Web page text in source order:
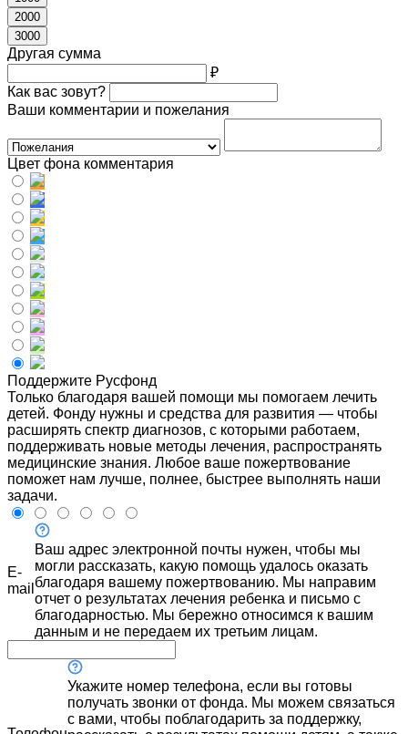
2000
3000
Другая сумма
₽
Как вас зовут?
Ваши комментарии и пожелания
Цвет фона комментария
Поддержите Русфонд
Только благодаря вашей помощи мы помогаем лечить
детей. Фонду нужны и средства для развития — чтобы
расширять спектр диагнозов, с которыми работаем,
поддерживать новые методы лечения, распространять
медицинские знания. Любое ваше пожертвование
поможет нам лучше, полнее, быстрее выполнять наши
задачи.
E-
mail
Ваш адрес электронной почты нужен, чтобы мы
могли рассказать, какую помощь удалось оказать
благодаря вашему пожертвованию. Мы направим
отчет о результатах лечения ребенка и письмо с
благодарностью. Мы бережно относимся к вашим
данным и не передаем их третьим лицам.
Укажите номер телефона, если вы готовы
получать звонки от фонда. Мы можем связаться
с вами, чтобы поблагодарить за поддержку,